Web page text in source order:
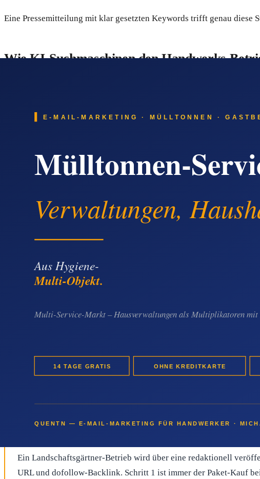
Eine Pressemitteilung mit klar gesetzten Keywords trifft genau
Wie KI-Suchmaschinen den Handwerks-
spielt eine Pressemitteilung ihre zweite Stärke aus: Sie wird nicht
Wie der Pressearbeit-Prozess im Detail
newsflow24 ist bewusst einfach gehalten:
Schritt 1:
Passendes Paket im Online-Shop kaufen — Pakete
Schritt 2:Text und Bild liefern oder gegen Aufpreis redaktionell
Schritt 3:Redaktionelle Prüfung durch die Newsflow-Redaktion.
Es gibt keine Abo-Bindung und keinen Mindestumsatz. Ein
punktueller Werbung. Der Effekt einesKomplett-Privatgarten-
Ein Landschaftsgärtner-Betrieb wird über eine redaktionell
URL und dofollow-Backlink. Schritt 1 ist immer der Paket-Kauf